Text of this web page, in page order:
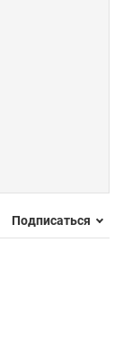
Подписаться